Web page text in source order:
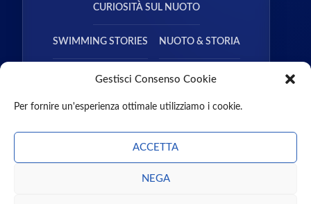
Gestisci Consenso Cookie
Per fornire un'esperienza ottimale utilizziamo i cookie.
ACCETTA
NEGA
CURIOSITÀ SUL NUOTO
SWIMMING STORIES NUOTO & STORIA
NUOTO & SALUTE